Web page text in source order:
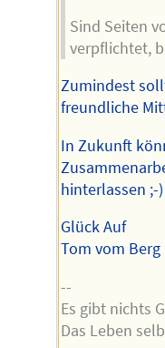
Sind Seiten
verpflichtet,
Zumindest
freundliche
In Zukunft
hinterlassen ;-)
Glück Auf
Tom vom Berg
--
Es gibt nichts
Das Leben